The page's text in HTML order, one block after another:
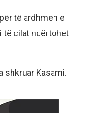
të ardhmen e
të cilat ndërtohet
shkruar Kasami.